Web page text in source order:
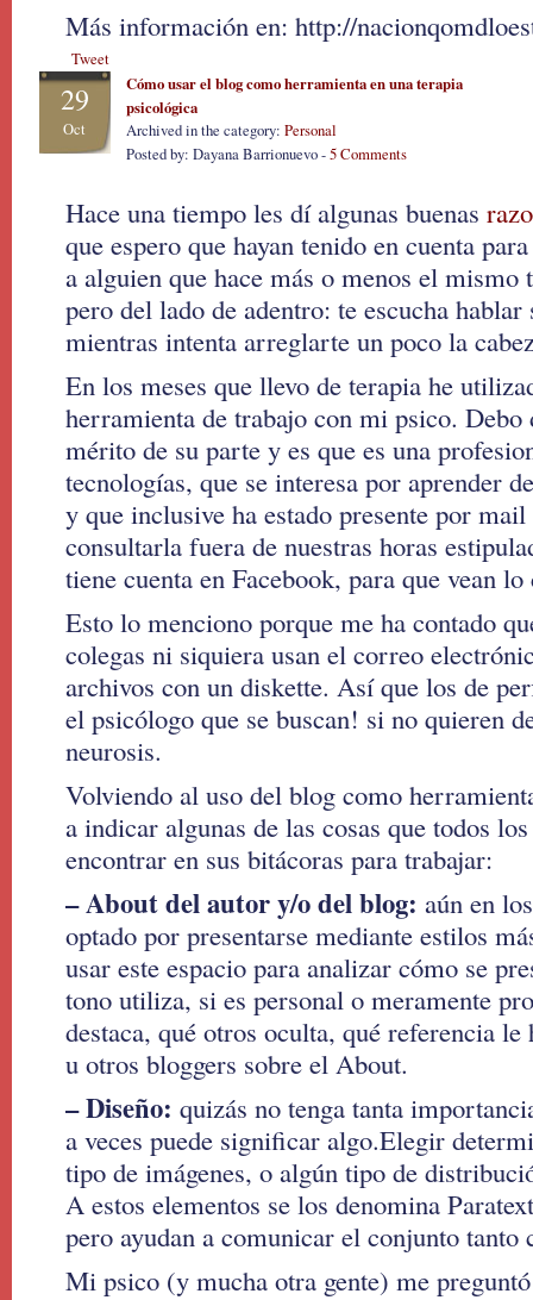
Más información en: http://
Tweet
29
Oct
Cómo usar el blog como herramienta en una terapia
psicológica
Archived in the category: Personal
Posted by: Dayana Barrionuevo -5 Comments
Hace una tiempo les dí algunas buenas
que espero que hayan tenido en cuenta
a alguien que hace más o menos el mismo
pero del lado de adentro: te escucha
mientras intenta arreglarte un poco la
En los meses que llevo de terapia he
herramienta de trabajo con mi psico. Debo
mérito de su parte y es que es una
tecnologías, que se interesa por aprender
y que inclusive ha estado presente por
consultarla fuera de nuestras horas
tiene cuenta en Facebook, para que vean
Esto lo menciono porque me ha contado
colegas ni siquiera usan el correo
archivos con un diskette. Así que los de
el psicólogo que se buscan! si no quieren
neurosis.
Volviendo al uso del blog como
a indicar algunas de las cosas que todos
encontrar en sus bitácoras para trabajar:
– About del autor y/o del blog: aún en
optado por presentarse mediante estilos
usar este espacio para analizar cómo se
tono utiliza, si es personal o meramente
destaca, qué otros oculta, qué referencia le
u otros bloggers sobre el About.
– Diseño: quizás no tenga tanta
a veces puede significar algo.Elegir
tipo de imágenes, o algún tipo de
A estos elementos se los denomina
pero ayudan a comunicar el conjunto tanto
Mi psico (y mucha otra gente) me